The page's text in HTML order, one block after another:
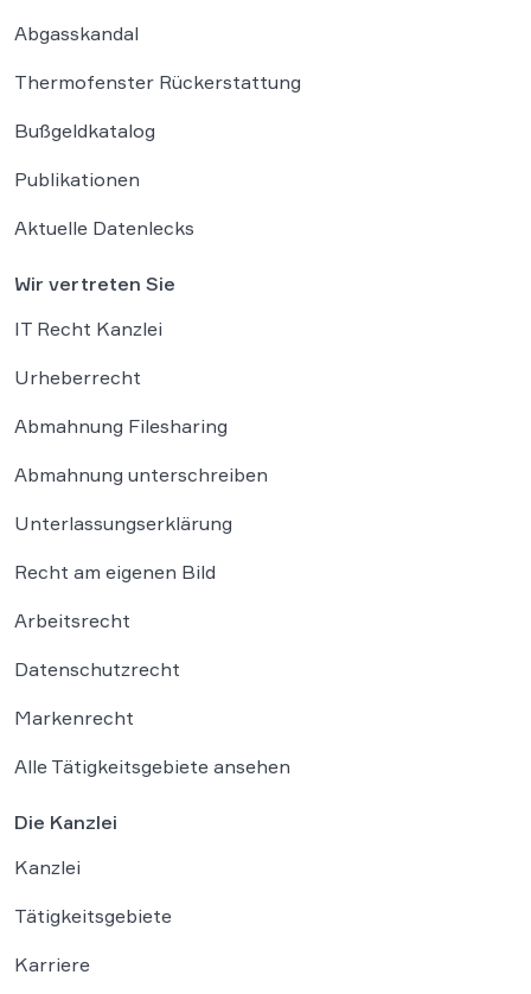
Abgasskandal
Thermofenster Rückerstattung
Bußgeldkatalog
Publikationen
Aktuelle Datenlecks
Wir vertreten Sie
IT Recht Kanzlei
Urheberrecht
Abmahnung Filesharing
Abmahnung unterschreiben
Unterlassungserklärung
Recht am eigenen Bild
Arbeitsrecht
Datenschutzrecht
Markenrecht
Alle Tätigkeitsgebiete ansehen
Die Kanzlei
Kanzlei
Tätigkeitsgebiete
Karriere